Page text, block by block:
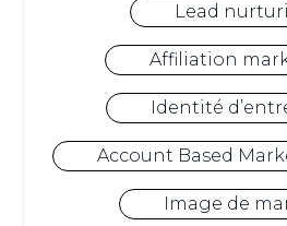
Lead
Affiliation
Identité
Account Based
Image de